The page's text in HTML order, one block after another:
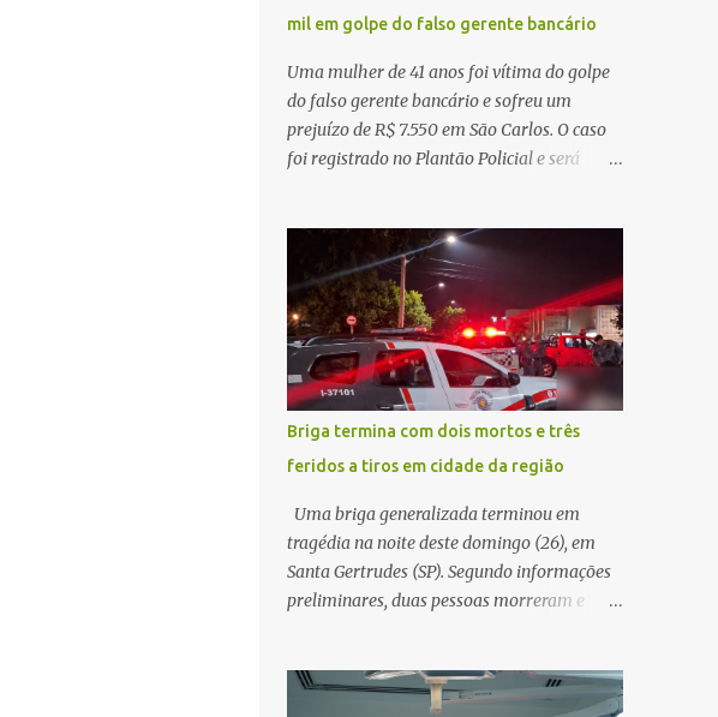
(SUS). Nos últimos anos, o Governo Federal
tem ampliado investimentos destinados ao
fortalecimento da atenção básica, da
infraestrutura hospitalar e da
regionalização dos serviços de saúde.
Entretanto, em um cenário de demandas
pública não é apenas investir mais, mas
decidir melhor onde investir para produzir o
maior benefício possível à população. Essa
reflexão encontra respaldo tanto na teoria
da admini...
mil em golpe do falso gerente bancário
Uma mulher de 41 anos foi vítima do golpe
do falso gerente bancário e sofreu um
prejuízo de R$ 7.550 em São Carlos. O caso
foi registrado no Plantão Policial e será
ocorrência, a vítima recebeu contato pelo
WhatsApp de um homem que afirmava ser
o novo gerente da conta bancária da
empresa. O suspeito alegou que seria
necessário atualizar o cadastro da conta e
passou a orientar a vítima sobre os
procedimentos que deveriam ser realizados.
Dias depois, o golpista enviou um
documento em PDF simulando uma
comunicação oficial da instituição
financeira. Na sequência, entrou em contato
por telefone e encaminhou um link,
orientando a vítima a acessá-lo pelo
procedimento, a conta bancária ficou
bloqueada por algumas horas. Sem
Briga termina com dois mortos e três
feridos a tiros em cidade da região
Uma briga generalizada terminou em
tragédia na noite deste domingo (26), em
Santa Gertrudes (SP). Segundo informações
preliminares, duas pessoas morreram e
adega. O caso aconteceu por volta das